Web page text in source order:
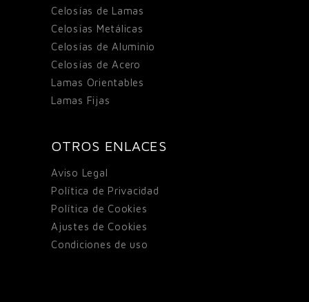
Celosías de Lamas
Celosías Metálicas
Celosías de Aluminio
Celosías de Acero
Lamas Orientables
Lamas Fijas
OTROS ENLACES
Aviso Legal
Política de Privacidad
Política de Cookies
Ajustes de Cookies
Condiciones de uso